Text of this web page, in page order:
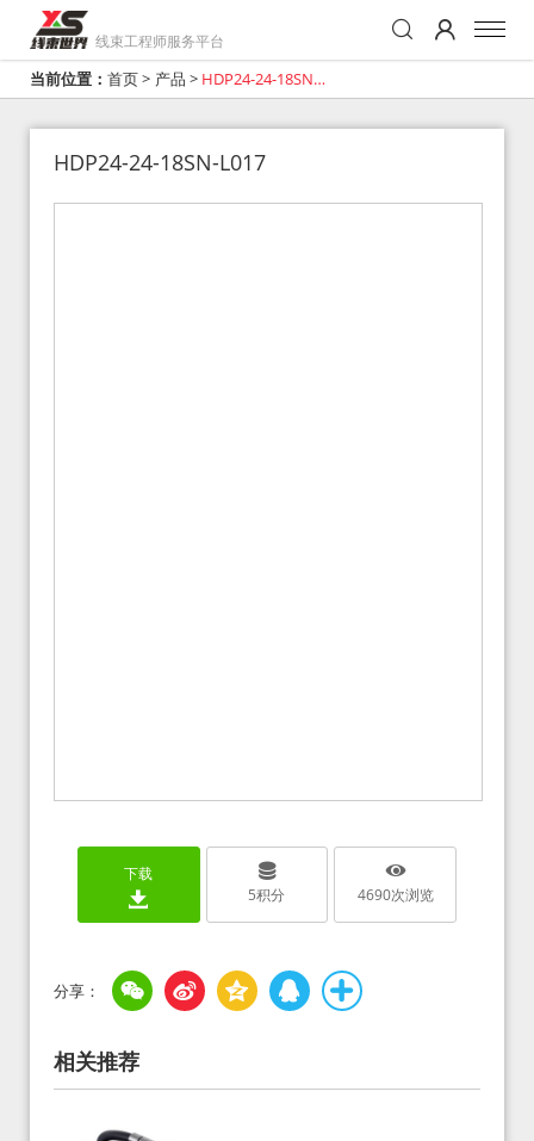
线束工程师服务平台
当前位置： 首页> 产品 > HDP24-24-18SN-
HDP24-24-18SN-L017
下载
5积分 4690次浏览
相关推荐